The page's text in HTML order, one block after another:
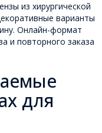
из хирургической
варианты
Онлайн-формат
и повторного заказа
для